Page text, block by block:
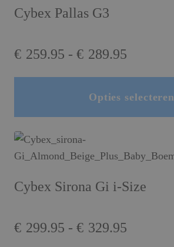
Cybex Pallas G3
€ 259.95 - € 289.95
€259.95
tot
€289.95
Opties selecteren
Cybex Sirona Gi i-Size
€ 299.95 - € 329.95